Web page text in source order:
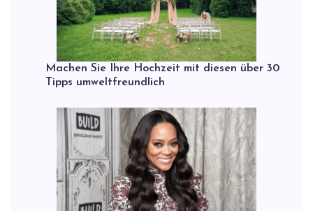
Machen Sie Ihre Hochzeit mit diesen über 30
Tipps umweltfreundlich